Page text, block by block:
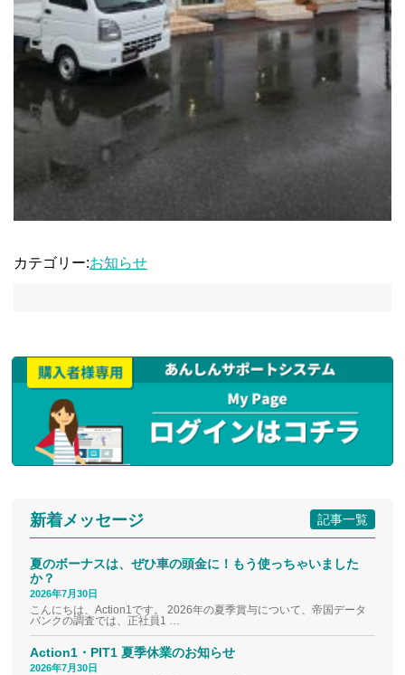
カテゴリー:お知らせ
記事一覧
新着メッセージ
夏のボーナスは、ぜひ車の頭金に！もう使っちゃいました
か？
2026年7月30日
こんにちは、Action1です。 2026年の夏季賞与について、帝国データ
バンクの調査では、正社員1 …
Action1・PIT1 夏季休業のお知らせ
2026年7月30日